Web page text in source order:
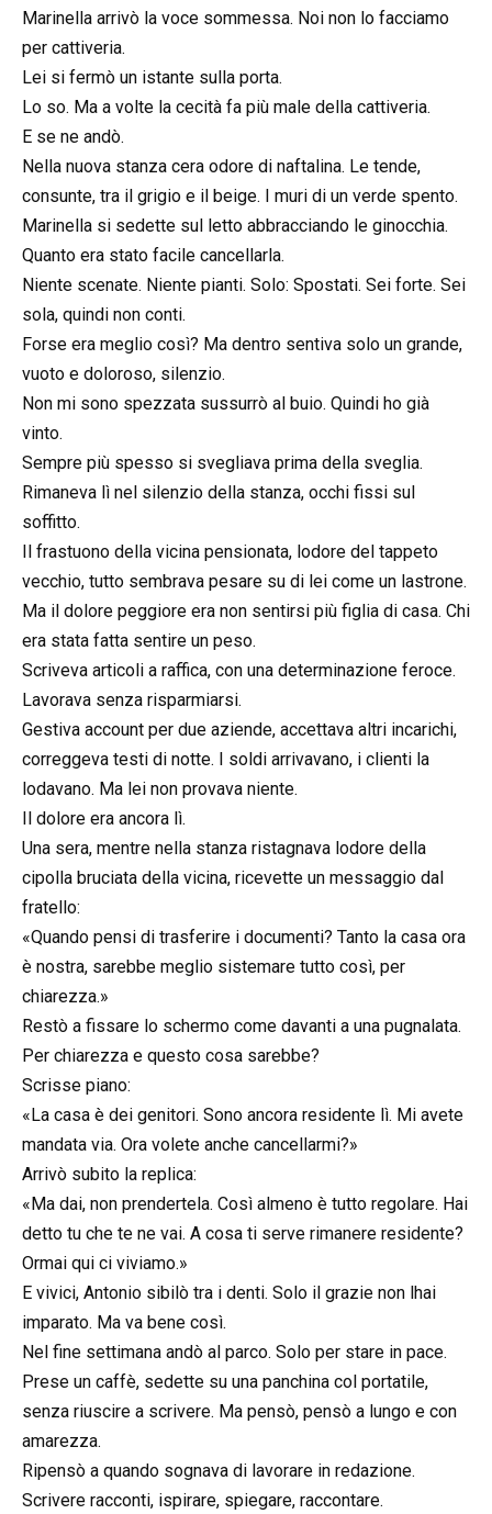
Marinella arrivò la voce sommessa. Noi non lo facciamo
per cattiveria.
Lei si fermò un istante sulla porta.
Lo so. Ma a volte la cecità fa più male della cattiveria.
E se ne andò.
Nella nuova stanza cera odore di naftalina. Le tende,
consunte, tra il grigio e il beige. I muri di un verde spento.
Marinella si sedette sul letto abbracciando le ginocchia.
Quanto era stato facile cancellarla.
Niente scenate. Niente pianti. Solo: Spostati. Sei forte. Sei
sola, quindi non conti.
Forse era meglio così? Ma dentro sentiva solo un grande,
vuoto e doloroso, silenzio.
Non mi sono spezzata sussurrò al buio. Quindi ho già
vinto.
Sempre più spesso si svegliava prima della sveglia.
Rimaneva lì nel silenzio della stanza, occhi fissi sul
soffitto.
Il frastuono della vicina pensionata, lodore del tappeto
vecchio, tutto sembrava pesare su di lei come un lastrone.
Ma il dolore peggiore era non sentirsi più figlia di casa. Chi
era stata fatta sentire un peso.
Scriveva articoli a raffica, con una determinazione feroce.
Lavorava senza risparmiarsi.
Gestiva account per due aziende, accettava altri incarichi,
correggeva testi di notte. I soldi arrivavano, i clienti la
lodavano. Ma lei non provava niente.
Il dolore era ancora lì.
Una sera, mentre nella stanza ristagnava lodore della
cipolla bruciata della vicina, ricevette un messaggio dal
fratello:
«Quando pensi di trasferire i documenti? Tanto la casa ora
è nostra, sarebbe meglio sistemare tutto così, per
chiarezza.»
Restò a fissare lo schermo come davanti a una pugnalata.
Per chiarezza e questo cosa sarebbe?
Scrisse piano:
«La casa è dei genitori. Sono ancora residente lì. Mi avete
mandata via. Ora volete anche cancellarmi?»
Arrivò subito la replica:
«Ma dai, non prendertela. Così almeno è tutto regolare. Hai
detto tu che te ne vai. A cosa ti serve rimanere residente?
Ormai qui ci viviamo.»
E vivici, Antonio sibilò tra i denti. Solo il grazie non lhai
imparato. Ma va bene così.
Nel fine settimana andò al parco. Solo per stare in pace.
Prese un caffè, sedette su una panchina col portatile,
senza riuscire a scrivere. Ma pensò, pensò a lungo e con
amarezza.
Ripensò a quando sognava di lavorare in redazione.
Scrivere racconti, ispirare, spiegare, raccontare.